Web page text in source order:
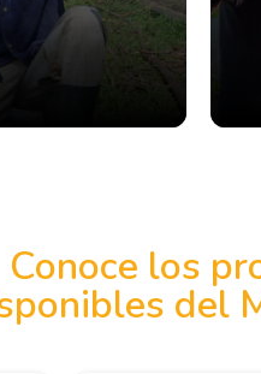
Conoce los
del